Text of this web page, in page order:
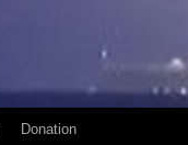
Donation